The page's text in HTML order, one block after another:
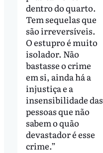
dentro do quarto.
Tem sequelas que
são irreversíveis.
O estupro é muito
isolador. Não
bastasse o crime
em si, ainda há a
injustiça e a
insensibilidade das
pessoas que não
sabem o quão
devastador é esse
crime.”